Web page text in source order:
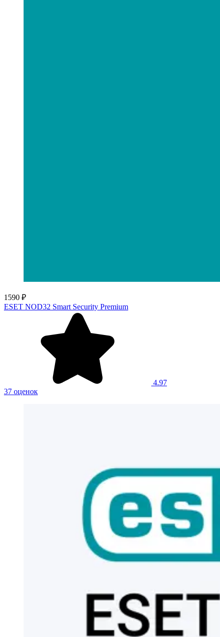
1590 ₽
ESET NOD32 Smart Security Premium
4.97
37 оценок